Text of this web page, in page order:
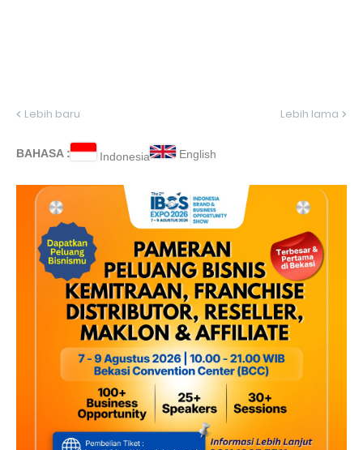
Lebih baru Lebih lama
BAHASA : Indonesia English